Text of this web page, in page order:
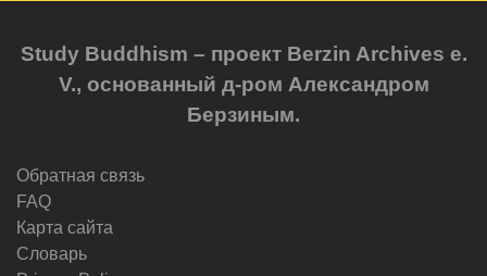
Study Buddhism – проект Berzin Archives e.
V., основанный д-ром Александром
Берзиным.
Обратная связь
FAQ
Карта сайта
Словарь